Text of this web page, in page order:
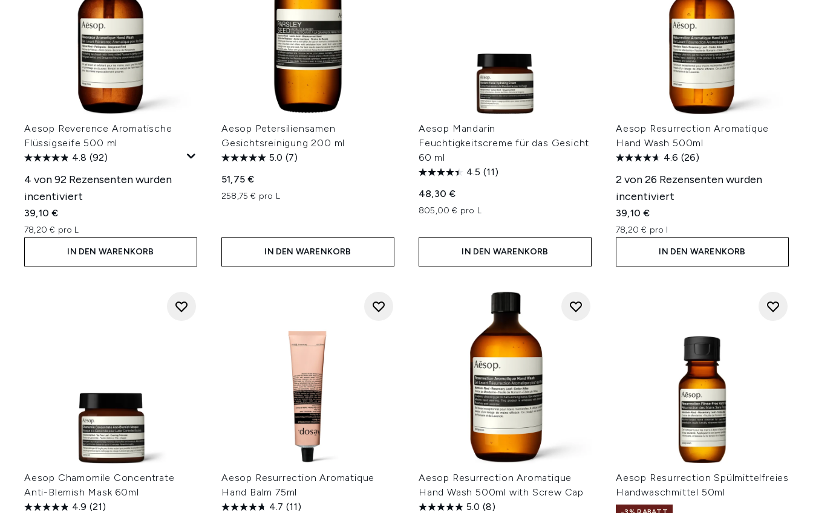
Aesop Reverence Aromatische
Flüssigseife 500 ml
4.8 (92)
4 von 92 Rezensenten wurden
incentiviert
39,10 €
78,20 € pro L
IN DEN WARENKORB
Aesop Petersiliensamen
Gesichtsreinigung 200 ml
5.0 (7)
51,75 €
258,75 € pro L
IN DEN WARENKORB
Aesop Mandarin
Feuchtigkeitscreme für das Gesicht
60 ml
4.5 (11)
48,30 €
805,00 € pro L
IN DEN WARENKORB
Aesop Resurrection Aromatique
Hand Wash 500ml
4.6 (26)
2 von 26 Rezensenten wurden
incentiviert
39,10 €
78,20 € pro l
IN DEN WARENKORB
Aesop Chamomile Concentrate
Anti-Blemish Mask 60ml
4.9 (21)
Aesop Resurrection Aromatique
Hand Balm 75ml
4.7 (11)
Aesop Resurrection Aromatique
Hand Wash 500ml with Screw Cap
5.0 (8)
Aesop Resurrection Spülmittelfreies
Handwaschmittel 50ml